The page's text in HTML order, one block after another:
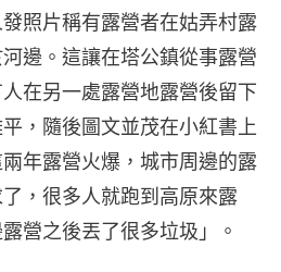
照片稱有露營者在姑弄村露
邊。這讓在塔公鎮從事露營
在另一處露營地露營後留下
，隨後圖文並茂在小紅書上
年露營火爆，城市周邊的露
，很多人就跑到高原來露
營之後丟了很多垃圾」。